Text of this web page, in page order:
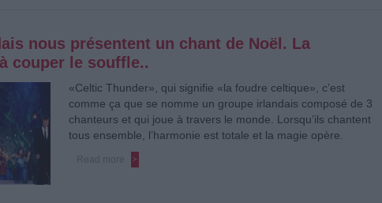
nous présentent un chant de Noël. La
couper le souffle..
«Celtic Thunder», qui signifie «la foudre celtique», c’est
comme ça que se nomme un groupe irlandais composé de 3
chanteurs et qui joue à travers le monde. Lorsqu’ils chantent
tous ensemble, l’harmonie est totale et la magie opère.